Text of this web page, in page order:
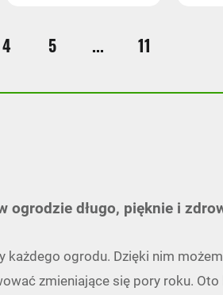
4 5 ... 11
ogrodzie długo, pięknie i
każdego ogrodu. Dzięki nim
zmieniające się pory roku.